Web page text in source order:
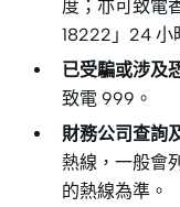
度；亦可致電
18222」24 小
已受騙或涉及
致電 999。
財務公司查詢
熱線，一般會
的熱線為準。